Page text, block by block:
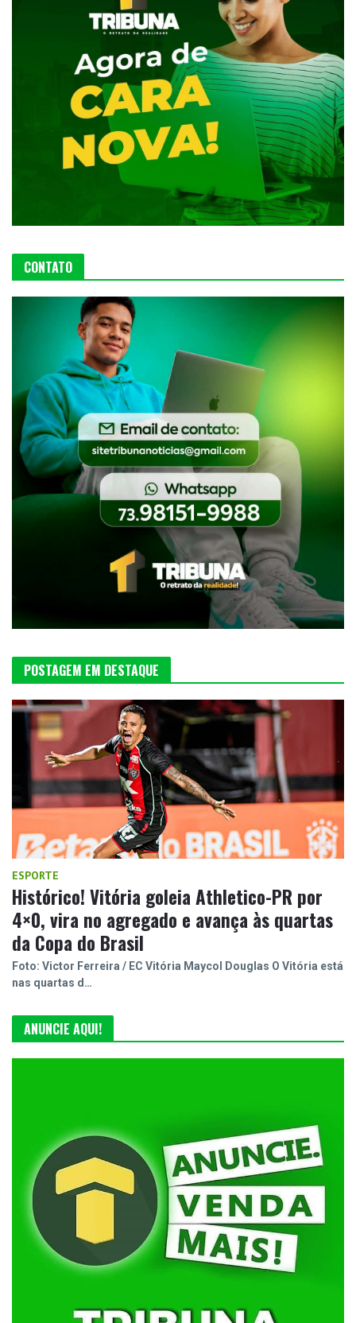
CONTATO
POSTAGEM EM DESTAQUE
ESPORTE
Histórico! Vitória goleia Athletico-PR por
4×0, vira no agregado e avança às quartas
da Copa do Brasil
Foto: Victor Ferreira / EC Vitória Maycol Douglas O Vitória está
nas quartas d…
ANUNCIE AQUI!